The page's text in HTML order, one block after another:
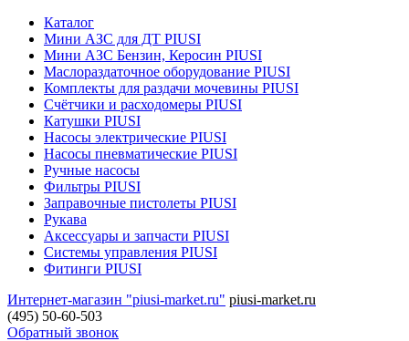
Каталог
Мини АЗС для ДТ PIUSI
Мини АЗС Бензин, Керосин PIUSI
Маслораздаточное оборудование PIUSI
Комплекты для раздачи мочевины PIUSI
Счётчики и расходомеры PIUSI
Катушки PIUSI
Насосы электрические PIUSI
Насосы пневматические PIUSI
Ручные насосы
Фильтры PIUSI
Заправочные пистолеты PIUSI
Рукава
Аксессуары и запчасти PIUSI
Системы управления PIUSI
Фитинги PIUSI
Интернет-магазин "piusi-market.ru" piusi-market.ru
(495) 50-60-503
Обратный звонок